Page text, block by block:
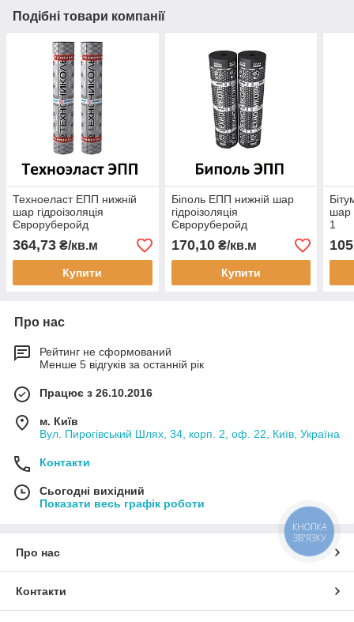
Подібні товари компанії
Техноеласт ЕПП нижній
шар гідроізоляція
Євроруберойд
364,73 ₴/кв.м
Купити
Біполь ЕПП нижній шар
гідроізоляція
Євроруберойд
170,10₴/кв.м
Купити
шар
1
Про нас
Рейтинг не сформований
Менше 5 відгуків за останній рік
Працює з 26.10.2016
м. Київ
Вул. Пирогівський Шлях, 34, корп. 2, оф. 22, Київ, Україна
Контакти
Сьогодні вихідний
Показати весь графік роботи
Про нас
Контакти
КНОПКА
ЗВ'ЯЗКУ